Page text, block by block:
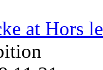
at Hors